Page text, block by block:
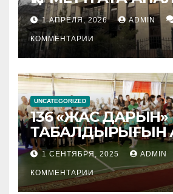
1 АПРЕЛЯ, 2026 ADMIN
КОММЕНТАРИИ
UNCATEGORIZED
136 «ЖАС ДАРЫН»
ТАБАЛДЫРЫҒЫН
1 СЕНТЯБРЯ, 2025 ADMIN
КОММЕНТАРИИ